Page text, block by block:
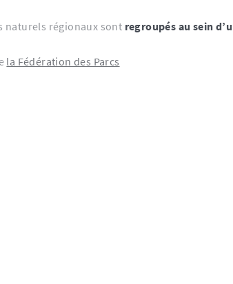
naturels régionaux sont regroupés au sein
la Fédération des Parcs